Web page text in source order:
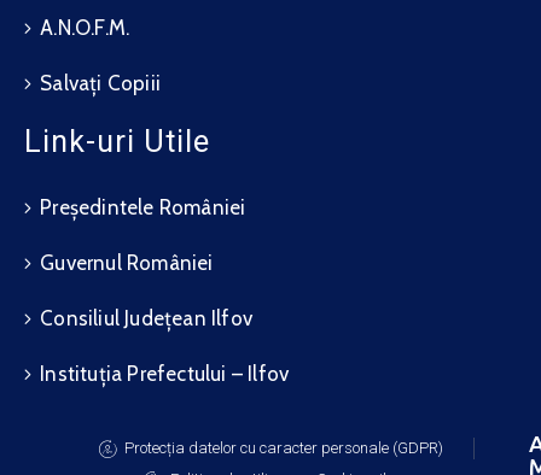
A.N.O.F.M.
Salvați Copiii
Link-uri Utile
Președintele României
Guvernul României
Consiliul Județean Ilfov
Instituția Prefectului – Ilfov
Protecția datelor cu caracter personale (GDPR)